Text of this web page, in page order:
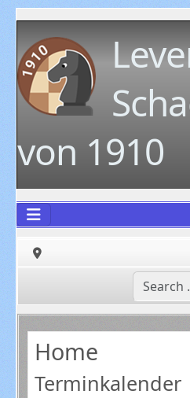
von 1910
Home
Terminkalender